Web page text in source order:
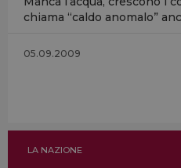
chiama “caldo anomalo”
05.09.2009
LA NAZIONE